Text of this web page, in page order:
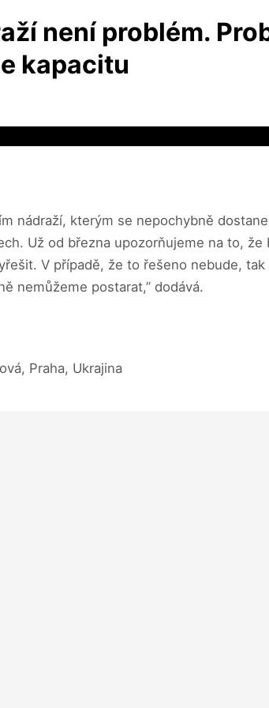
není problém.
kapacitu
nádraží, kterým se nepochybně
Už od března upozorňujeme na to,
V případě, že to řešeno nebude,
nemůžeme postarat,” dodává.
Praha, Ukrajina